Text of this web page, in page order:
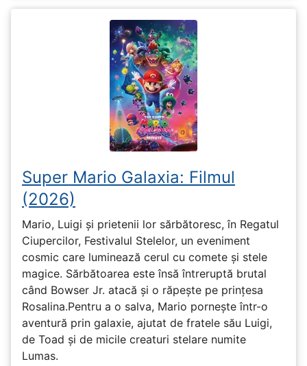
Super Mario Galaxia: Filmul
(2026)
Mario, Luigi și prietenii lor sărbătoresc, în Regatul
Ciupercilor, Festivalul Stelelor, un eveniment
cosmic care luminează cerul cu comete și stele
magice. Sărbătoarea este însă întreruptă brutal
când Bowser Jr. atacă și o răpește pe prinţesa
Rosalina.Pentru a o salva, Mario pornește într-o
aventură prin galaxie, ajutat de fratele său Luigi,
de Toad și de micile creaturi stelare numite
Lumas.